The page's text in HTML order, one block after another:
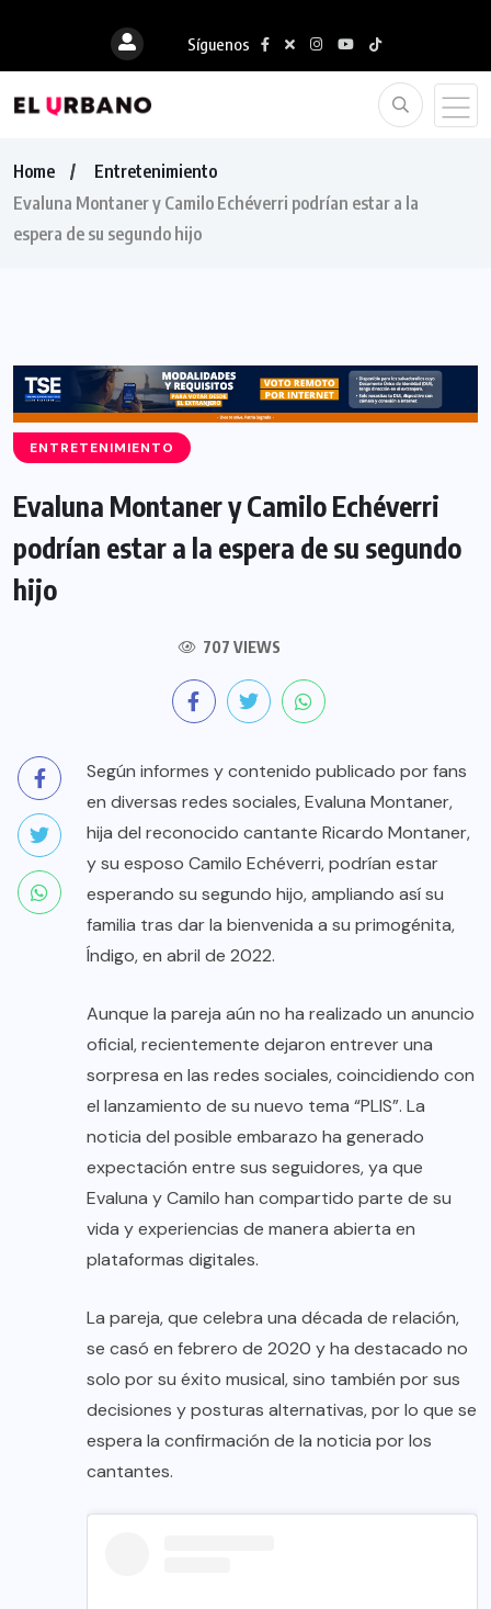
Síguenos
Home
Entretenimiento
Evaluna Montaner y Camilo Echéverri podrían estar a la
espera de su segundo hijo
ENTRETENIMIENTO
Evaluna Montaner y Camilo Echéverri
podrían estar a la espera de su segundo
hijo
707 VIEWS
Según informes y contenido publicado por fans
en diversas redes sociales, Evaluna Montaner,
hija del reconocido cantante Ricardo Montaner,
y su esposo Camilo Echéverri, podrían estar
esperando su segundo hijo, ampliando así su
familia tras dar la bienvenida a su primogénita,
Índigo, en abril de 2022.
Aunque la pareja aún no ha realizado un anuncio
oficial, recientemente dejaron entrever una
sorpresa en las redes sociales, coincidiendo con
el lanzamiento de su nuevo tema “PLIS”. La
noticia del posible embarazo ha generado
expectación entre sus seguidores, ya que
Evaluna y Camilo han compartido parte de su
vida y experiencias de manera abierta en
plataformas digitales.
La pareja, que celebra una década de relación,
se casó en febrero de 2020 y ha destacado no
solo por su éxito musical, sino también por sus
decisiones y posturas alternativas, por lo que se
espera la confirmación de la noticia por los
cantantes.